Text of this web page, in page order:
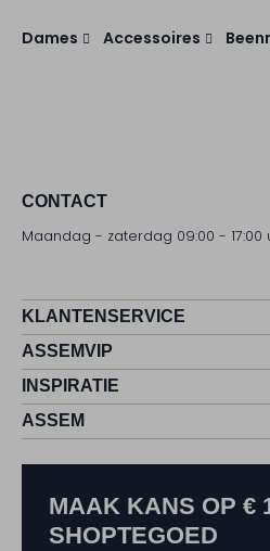
Dames Accessoires
CONTACT
Maandag - zaterdag 09:00 - 17:00
KLANTENSERVICE
ASSEMVIP
INSPIRATIE
ASSEM
MAAK KANS OP €
SHOPTEGOED